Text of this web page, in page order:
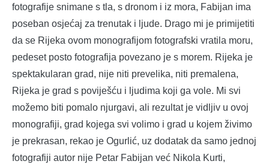
fotografije snimane s tla, s dronom i iz mora, Fabijan ima
poseban osjećaj za trenutak i ljude. Drago mi je primijetiti
da se Rijeka ovom monografijom fotografski vratila moru,
pedeset posto fotografija povezano je s morem. Rijeka je
spektakularan grad, nije niti prevelika, niti premalena,
Rijeka je grad s poviješću i ljudima koji ga vole. Mi svi
možemo biti pomalo njurgavi, ali rezultat je vidljiv u ovoj
monografiji, grad kojega svi volimo i grad u kojem živimo
je prekrasan, rekao je Ogurlić, uz dodatak da samo jednoj
fotografiji autor nije Petar Fabijan već Nikola Kurti,